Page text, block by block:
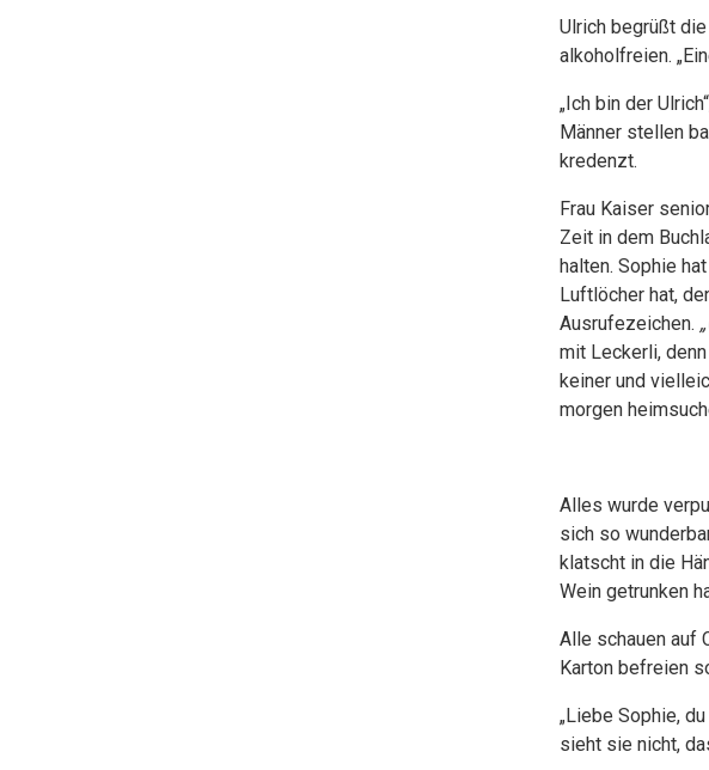
Ulrich begrüßt
alkoholfreien.
„Ich bin der
Männer stellen
kredenzt.
Frau Kaiser
Zeit in dem
halten. Sophie
Luftlöcher hat,
Ausrufezeichen.
mit Leckerli,
keiner und
morgen
Alles wurde
sich so
klatscht in die
Wein getrunken
Alle schauen auf
Karton befreien
„Liebe Sophie,
sieht sie nicht,